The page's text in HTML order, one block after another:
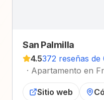
San Palmilla
4.5372 reseñas de
· Apartamento en
Sitio web